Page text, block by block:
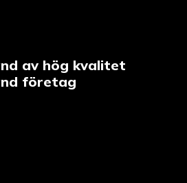
av hög kvalitet
företag